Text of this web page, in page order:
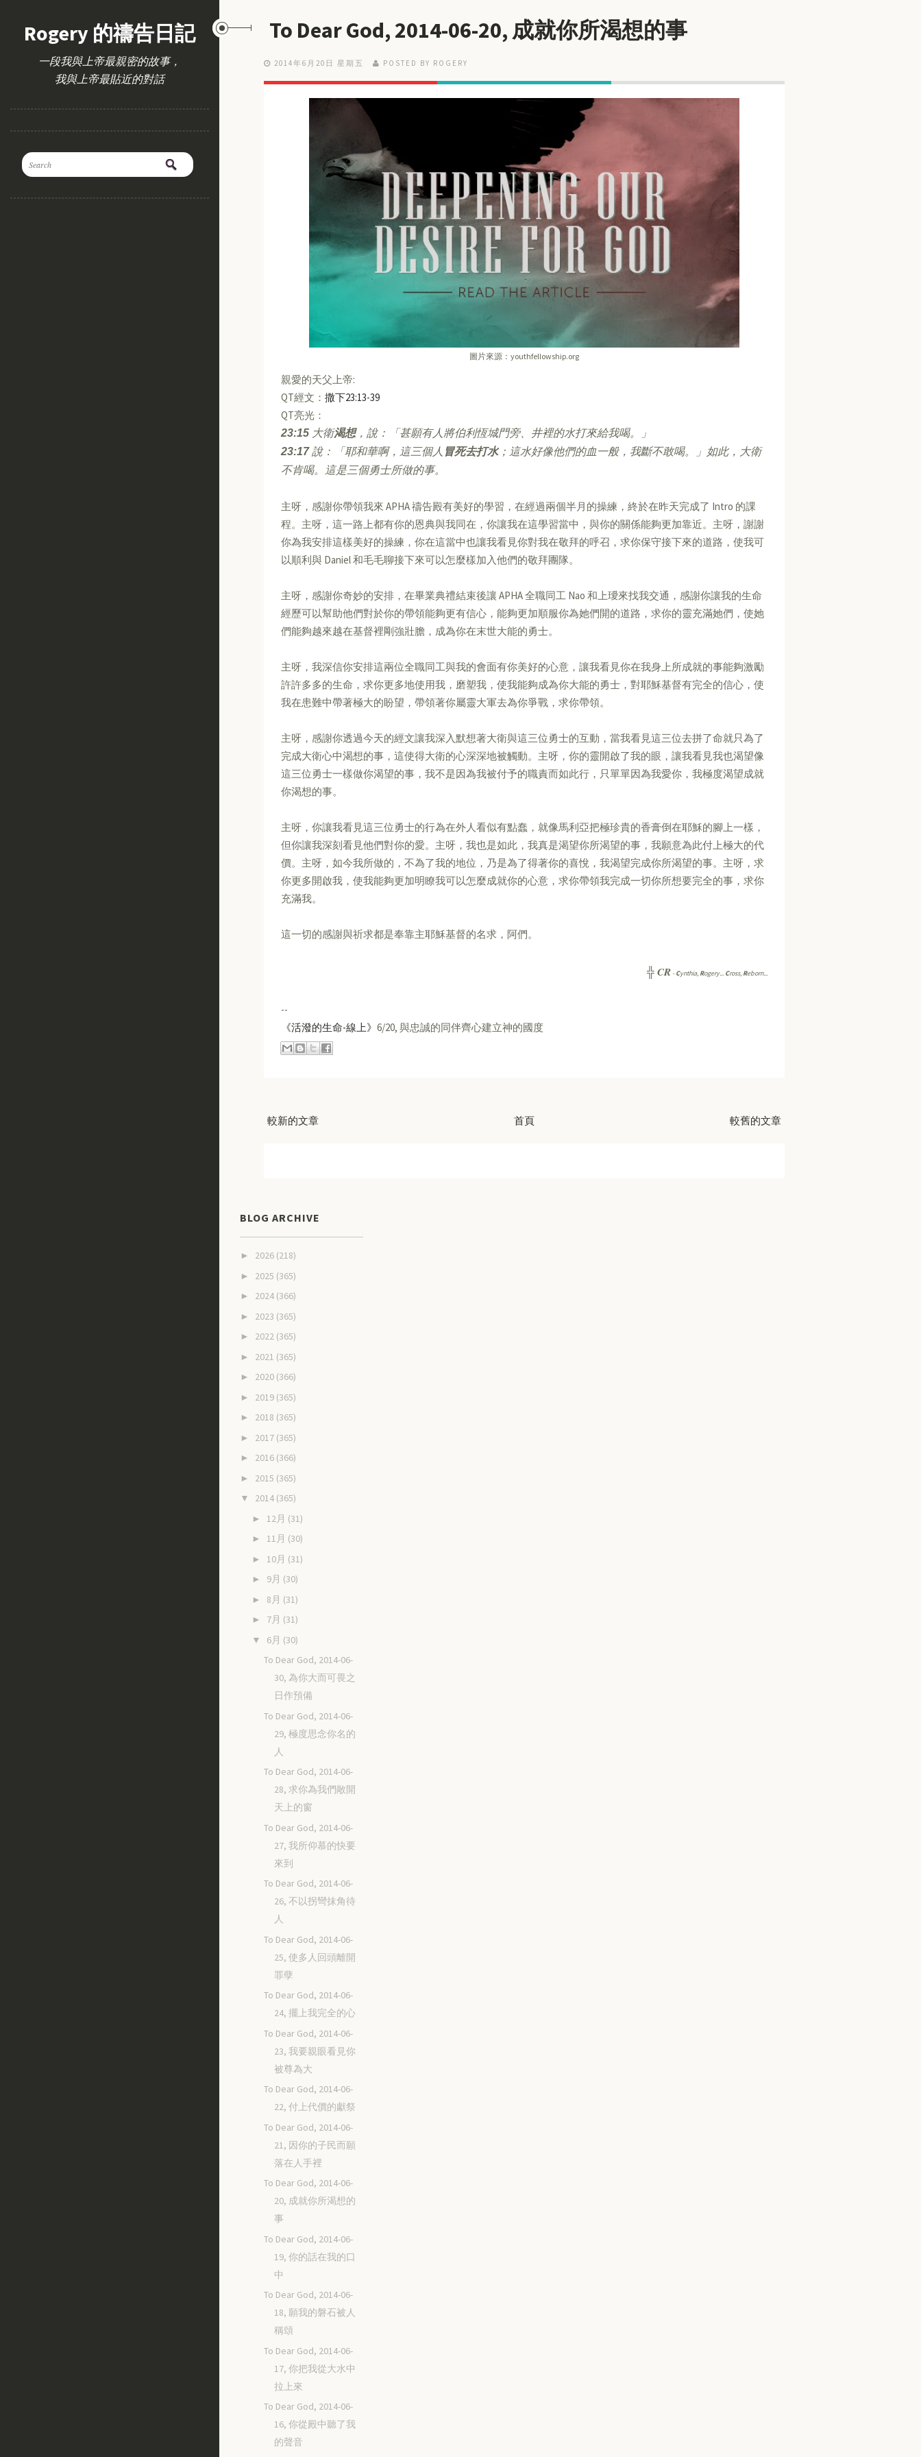
Rogery 的禱告日記
一段我與上帝最親密的故事，
我與上帝最貼近的對話
To Dear God, 2014-06-20, 成就你所渴想的事
2014年6月20日 星期五 POSTED BY ROGERY
圖片來源：youthfellowship.org
親愛的天父上帝:
QT經文： 撒下23:13-39
QT亮光：
23:15 大衛渴想，說：「甚願有人將伯利恆城門旁、井裡的水打來給我喝。」
23:17說：「耶和華啊，這三個人 冒死去打水；這水好像他們的血一般，我斷不敢喝。」如此，大衛
不肯喝。這是三個勇士所做的事。
主呀，感謝你帶領我來 APHA 禱告殿有美好的學習，在經過兩個半月的操練，終於在昨天完成了 Intro 的課
程。主呀，這一路上都有你的恩典與我同在，你讓我在這學習當中，與你的關係能夠更加靠近。主呀，謝謝
你為我安排這樣美好的操練，你在這當中也讓我看見你對我在敬拜的呼召，求你保守接下來的道路，使我可
以順利與 Daniel 和毛毛聊接下來可以怎麼樣加入他們的敬拜團隊。
主呀，感謝你奇妙的安排，在畢業典禮結束後讓 APHA 全職同工 Nao 和上璦來找我交通，感謝你讓我的生命
經歷可以幫助他們對於你的帶領能夠更有信心，能夠更加順服你為她們開的道路，求你的靈充滿她們，使她
們能夠越來越在基督裡剛強壯膽，成為你在末世大能的勇士。
主呀，我深信你安排這兩位全職同工與我的會面有你美好的心意，讓我看見你在我身上所成就的事能夠激勵
許許多多的生命，求你更多地使用我，磨塑我，使我能夠成為你大能的勇士，對耶穌基督有完全的信心，使
我在患難中帶著極大的盼望，帶領著你屬靈大軍去為你爭戰，求你帶領。
主呀，感謝你透過今天的經文讓我深入默想著大衛與這三位勇士的互動，當我看見這三位去拼了命就只為了
完成大衛心中渴想的事，這使得大衛的心深深地被觸動。主呀，你的靈開啟了我的眼，讓我看見我也渴望像
這三位勇士一樣做你渴望的事，我不是因為我被付予的職責而如此行，只單單因為我愛你，我極度渴望成就
你渴想的事。
主呀，你讓我看見這三位勇士的行為在外人看似有點蠢，就像馬利亞把極珍貴的香膏倒在耶穌的腳上一樣，
但你讓我深刻看見他們對你的愛。主呀，我也是如此，我真是渴望你所渴望的事，我願意為此付上極大的代
價。主呀，如今我所做的，不為了我的地位，乃是為了得著你的喜悅，我渴望完成你所渴望的事。主呀，求
你更多開啟我，使我能夠更加明瞭我可以怎麼成就你的心意，求你帶領我完成一切你所想要完全的事，求你
充滿我。
這一切的感謝與祈求都是奉靠主耶穌基督的名求，阿們。
╬ CR -Cynthia, Rogery... Cross, Reborn...
--
《活潑的生命-線上》 6/20, 與忠誠的同伴齊心建立神的國度
較新的文章 較舊的文章
首頁
BLOG ARCHIVE
► 2026 (218)
► 2025 (365)
► 2024 (366)
► 2023 (365)
► 2022 (365)
► 2021 (365)
► 2020 (366)
► 2019 (365)
► 2018 (365)
► 2017 (365)
► 2016 (366)
► 2015 (365)
▼ 2014 (365)
► 12月 (31)
► 11月 (30)
► 10月 (31)
► 9月 (30)
► 8月 (31)
► 7月 (31)
▼ 6月 (30)
To Dear God, 2014-06-
30, 為你大而可畏之
日作預備
To Dear God, 2014-06-
29, 極度思念你名的
人
To Dear God, 2014-06-
28, 求你為我們敞開
天上的窗
To Dear God, 2014-06-
27, 我所仰慕的快要
來到
To Dear God, 2014-06-
26, 不以拐彎抹角待
人
To Dear God, 2014-06-
25, 使多人回頭離開
罪孽
To Dear God, 2014-06-
24, 擺上我完全的心
To Dear God, 2014-06-
23, 我要親眼看見你
被尊為大
To Dear God, 2014-06-
22, 付上代價的獻祭
To Dear God, 2014-06-
21, 因你的子民而願
落在人手裡
To Dear God, 2014-06-
20, 成就你所渴想的
事
To Dear God, 2014-06-
19, 你的話在我的口
中
To Dear God, 2014-06-
18, 願我的磐石被人
稱頌
To Dear God, 2014-06-
17, 你把我從大水中
拉上來
To Dear God, 2014-06-
16, 你從殿中聽了我
的聲音